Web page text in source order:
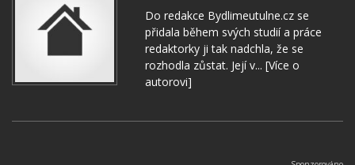
Do redakce Bydlimeutulne.cz se
přidala během svých studií a práce
redaktorky ji tak nadchla, že se
rozhodla zůstat. Její v... [Více o
autorovi]